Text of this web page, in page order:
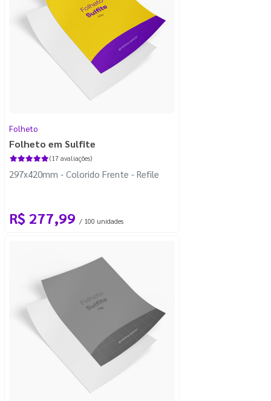
Folheto
Folheto em Sulfite
(17 avaliações)
297x420mm - Colorido Frente - Refile
R$ 277,99 / 100 unidades